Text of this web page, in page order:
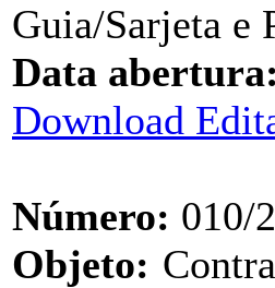
Guia/Sarjeta e
Data abertura:
Download
Número: 010/
Objeto: